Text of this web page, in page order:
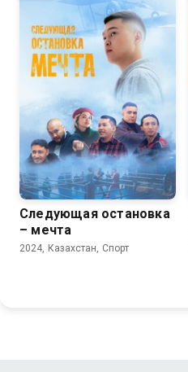
Следующая остановка
– мечта
2024, Казахстан, Спорт